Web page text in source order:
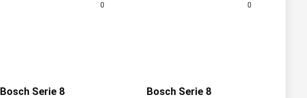
0
Bosch Serie 8
0
Bosch Serie 8